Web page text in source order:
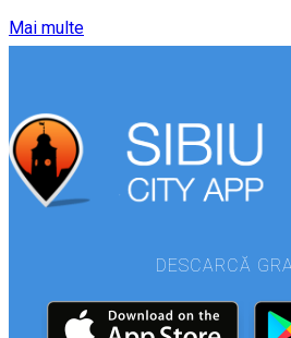
Mai multe
DESCARCĂ